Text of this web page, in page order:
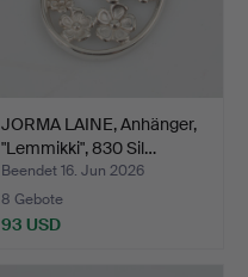
JORMA LAINE, Anhänger,
"Lemmikki", 830 Sil…
Beendet 16. Jun 2026
8 Gebote
93 USD